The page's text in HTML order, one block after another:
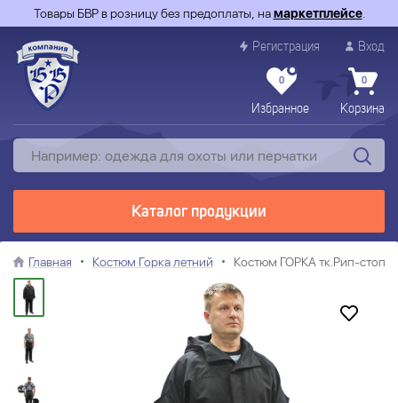
Товары БВР в розницу без предоплаты, намаркетплейсе.
Регистрация Вход
0
Избранное
0
Корзина
Каталог продукции
Главная Костюм Горка летний Костюм ГОРКА тк.Рип-стоп